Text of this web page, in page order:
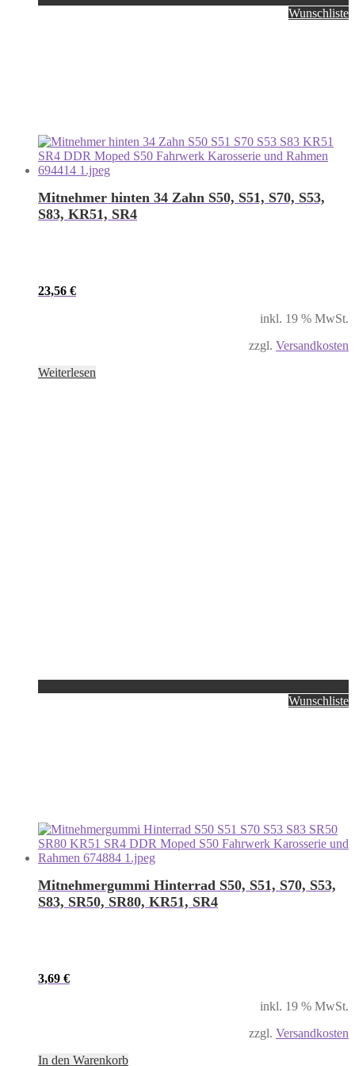
Wunschliste
Mitnehmer hinten 34 Zahn S50, S51, S70, S53,
S83, KR51, SR4
23,56 €
inkl. 19 % MwSt.
zzgl. Versandkosten
Weiterlesen
Wunschliste
Mitnehmergummi Hinterrad S50, S51, S70, S53,
S83, SR50, SR80, KR51, SR4
3,69 €
inkl. 19 % MwSt.
zzgl. Versandkosten
In den Warenkorb